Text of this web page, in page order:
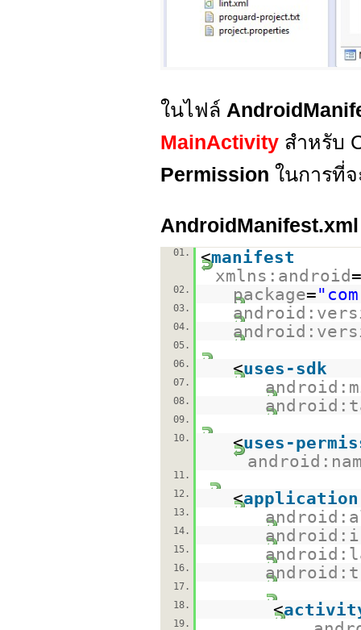
ในไฟล์
MainActivity สำหรับ
Permission ในการที่
AndroidManifest.xml
01. <manifest
xmlns:android=
02. package=
03.
04.
05.
06.
<uses-sdk
07.
08.
09.
10.
<uses-
11.
12.
<application
13.
14.
15.
16.
17.
18.
<
19.